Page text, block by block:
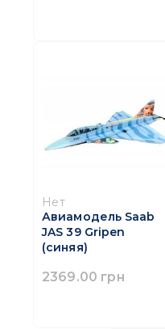
Нет
Авиамодель Saab
JAS 39 Gripen
(синяя)
2369.00 грн